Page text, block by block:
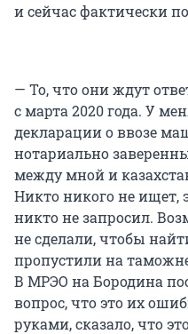
и сейчас фактически
— То, что они ждут
с марта 2020 года. У
декларации о ввозе
нотариально
между мной и
Никто никого не ищет,
никто не запросил.
не сделали, чтобы
пропустили на
В МРЭО на Бородина
вопрос, что это их
руками, сказало, что